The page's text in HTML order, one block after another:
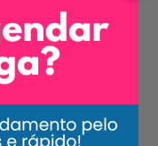
Substituímos
Igual ou
Por Um